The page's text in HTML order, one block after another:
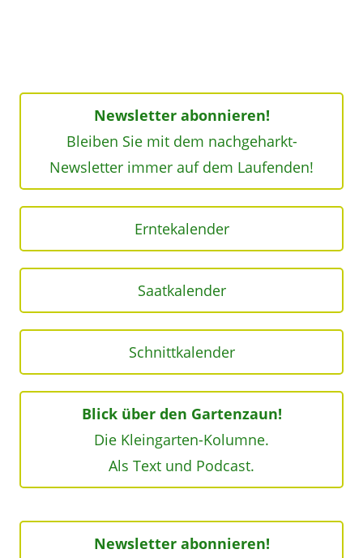
Newsletter abonnieren!
Bleiben Sie mit dem nachgeharkt-
Newsletter immer auf dem Laufenden!
Erntekalender
Saatkalender
Schnittkalender
Blick über den Gartenzaun!
Die Kleingarten-Kolumne.
Als Text und Podcast.
Newsletter abonnieren!